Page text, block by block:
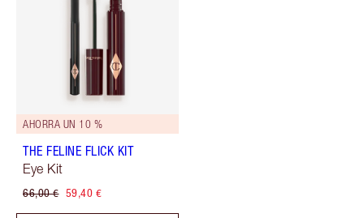
AHORRA UN 10 %
THE FELINE FLICK KIT
Eye Kit
66,00 € 59,40 €